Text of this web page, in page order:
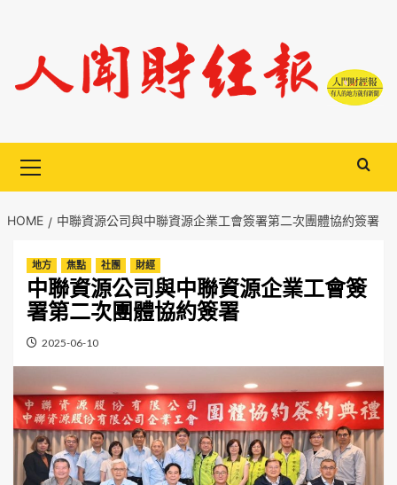
content
Menu
HOME 中聯資源公司與中聯資源企業工會簽署第二次團體協約簽署
地方 焦點 社團 財經
中聯資源公司與中聯資源企業工會簽
署第二次團體協約簽署
2025-06-10